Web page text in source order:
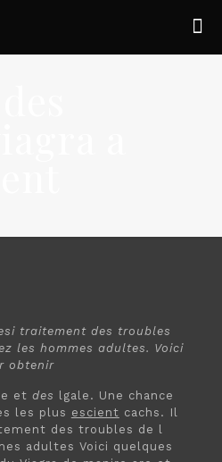
traitement des troubles
les hommes adultes. Voici
obtenir
et des lgale. Une chance
les plus escient cachs. Il
des troubles de l
adultes Voici quelques